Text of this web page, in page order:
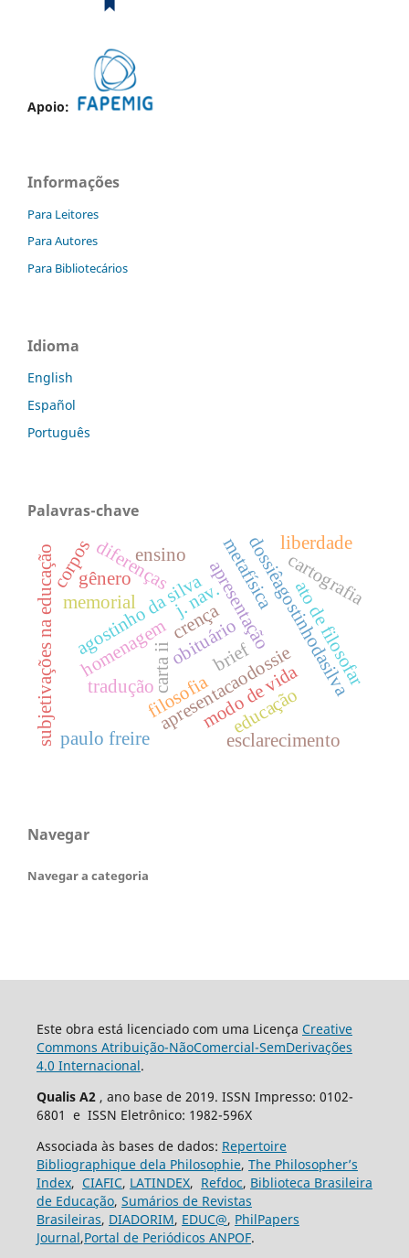
Apoio:
Informações
Para Leitores
Para Autores
Para Bibliotecários
Idioma
English
Español
Português
Palavras-chave
apresentaçãodossiêagostinhodasilva
apresentacaodossie
tradução
brief
j. nav.
agostinho da silva
carta iiobituário
homenagem
memorial
diferenças
corpos
subjetivações na educação filosofia
metafísica
modo de vida
paulo freire
ato de filosofar
educação
crença
cartografia
gênero
esclarecimento
liberdade
ensino
Navegar
Navegar a categoria
Este obra está licenciado com uma Licença Creative
Commons Atribuição-NãoComercial-SemDerivações
4.0 Internacional.
Qualis A2 , ano base de 2019. ISSN Impresso: 0102-
6801 e ISSN Eletrônico: 1982-596X
Associada às bases de dados: Repertoire
Bibliographique dela Philosophie, The Philosopher’s
Index, CIAFIC, LATINDEX, Refdoc, Biblioteca Brasileira
de Educação, Sumários de Revistas
Brasileiras, DIADORIM, EDUC@, PhilPapers
Journal,Portal de Periódicos ANPOF.